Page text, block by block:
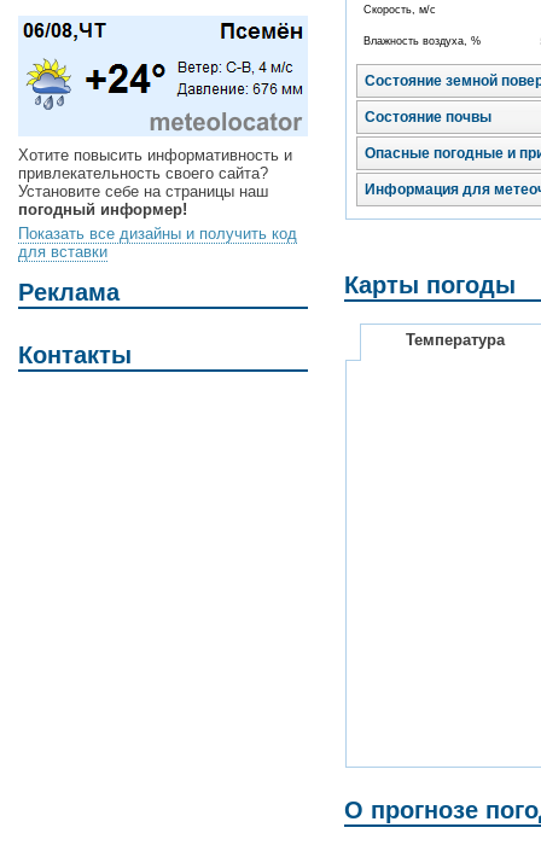
Хотите повысить информативность и
привлекательность своего сайта?
Установите себе на страницы наш
погодный информер!
Показать все дизайны и получить код
для вставки
Реклама
Контакты
Скорость, м/с
Влажность воздуха, %
Состояние земной
Состояние почвы
Опасные погодные и
Информация для
Карты погоды
Температура
О прогнозе